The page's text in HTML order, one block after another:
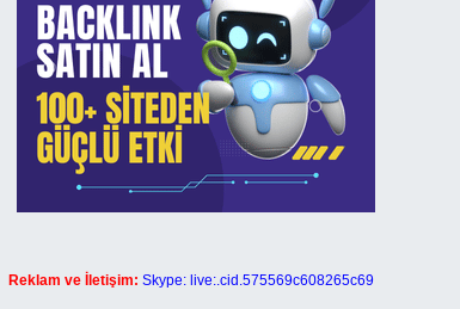
Reklam ve İletişim: Skype: live:.cid.575569c608265c69